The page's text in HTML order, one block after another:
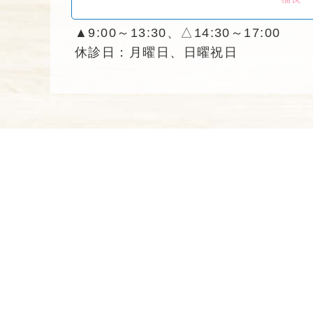
▲9:00～13:30、△14:30～17:00
休診日：月曜日、日曜祝日